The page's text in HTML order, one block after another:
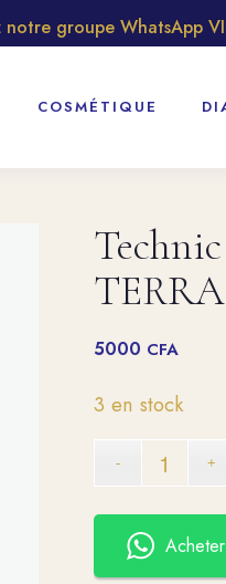
groupe WhatsApp VIP
COSMÉTIQUE
5000 CFA
3 en stock